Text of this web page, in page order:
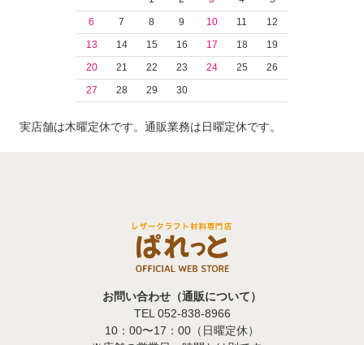
6
7 8 9 10 11
12
13
14 15 16 17 18
19
20
21 22 23 24 25
26
27
28 29 30
実店舗は木曜定休です。通販業務は日曜定休です。
お問い合わせ（通販について）
TEL 052-838-8966
10：00〜17：00（日曜定休）